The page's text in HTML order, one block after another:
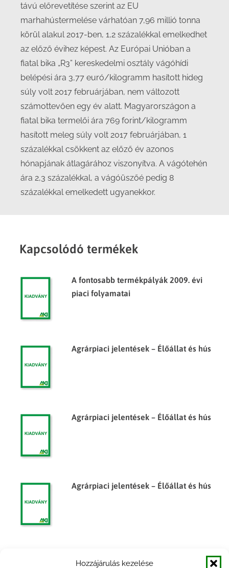
Hozzájárulás kezelése
távú előrevetítése szerint az EU
marhahústermelése várhatóan 7,96 millió tonna
körül alakul 2017-ben, 1,2 százalékkal emelkedhet
az előző évihez képest. Az Európai Unióban a
fiatal bika „R3” kereskedelmi osztály vágóhídi
belépési ára 3,77 euró/kilogramm hasított hideg
súly volt 2017 februárjában, nem változott
számottevően egy év alatt. Magyarországon a
fiatal bika termelői ára 769 forint/kilogramm
hasított meleg súly volt 2017 februárjában, 1
százalékkal csökkent az előző év azonos
hónapjának átlagárához viszonyítva. A vágótehén
ára 2,3 százalékkal, a vágóüszőé pedig 8
százalékkal emelkedett ugyanekkor.
Kapcsolódó termékek
A fontosabb termékpályák 2009. évi
piaci folyamatai
Agrárpiaci jelentések – Élőállat és hús
Agrárpiaci jelentések – Élőállat és hús
Agrárpiaci jelentések – Élőállat és hús